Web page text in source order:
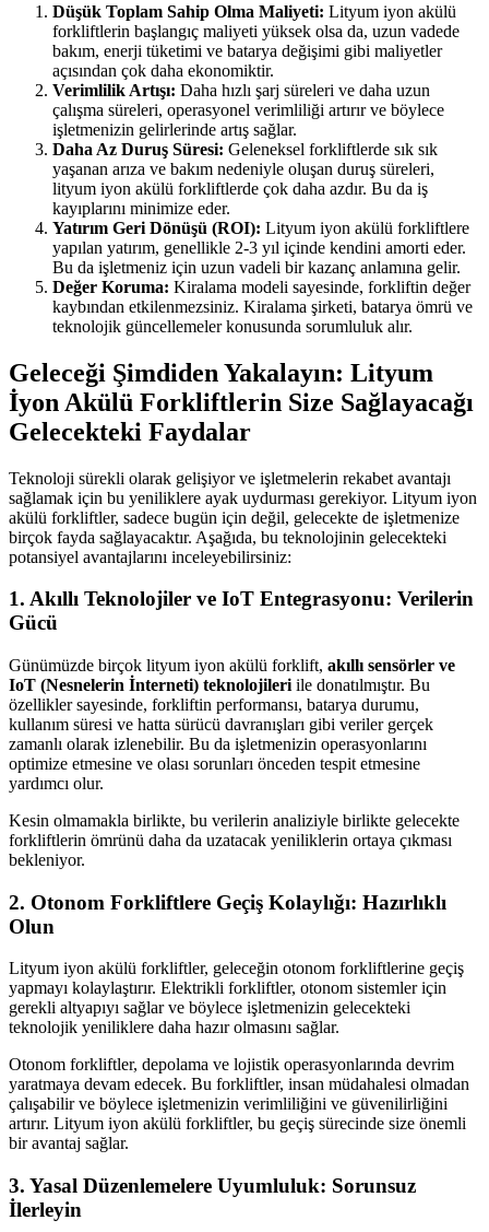
Düşük Toplam Sahip Olma Maliyeti: Lityum iyon akülü
forkliftlerin başlangıç maliyeti yüksek olsa da, uzun vadede
bakım, enerji tüketimi ve batarya değişimi gibi maliyetler
açısından çok daha ekonomiktir.
Verimlilik Artışı: Daha hızlı şarj süreleri ve daha uzun
çalışma süreleri, operasyonel verimliliği artırır ve böylece
işletmenizin gelirlerinde artış sağlar.
Daha Az Duruş Süresi: Geleneksel forkliftlerde sık sık
yaşanan arıza ve bakım nedeniyle oluşan duruş süreleri,
lityum iyon akülü forkliftlerde çok daha azdır. Bu da iş
kayıplarını minimize eder.
Yatırım Geri Dönüşü (ROI): Lityum iyon akülü forkliftlere
yapılan yatırım, genellikle 2-3 yıl içinde kendini amorti eder.
Bu da işletmeniz için uzun vadeli bir kazanç anlamına gelir.
Değer Koruma: Kiralama modeli sayesinde, forkliftin değer
kaybından etkilenmezsiniz. Kiralama şirketi, batarya ömrü ve
teknolojik güncellemeler konusunda sorumluluk alır.
Geleceği Şimdiden Yakalayın: Lityum
İyon Akülü Forkliftlerin Size Sağlayacağı
Gelecekteki Faydalar
Teknoloji sürekli olarak gelişiyor ve işletmelerin rekabet avantajı
sağlamak için bu yeniliklere ayak uydurması gerekiyor. Lityum iyon
akülü forkliftler, sadece bugün için değil, gelecekte de işletmenize
birçok fayda sağlayacaktır. Aşağıda, bu teknolojinin gelecekteki
potansiyel avantajlarını inceleyebilirsiniz:
1. Akıllı Teknolojiler ve IoT Entegrasyonu: Verilerin
Gücü
Günümüzde birçok lityum iyon akülü forklift, akıllı sensörler ve
IoT (Nesnelerin İnterneti) teknolojileri ile donatılmıştır. Bu
özellikler sayesinde, forkliftin performansı, batarya durumu,
kullanım süresi ve hatta sürücü davranışları gibi veriler gerçek
zamanlı olarak izlenebilir. Bu da işletmenizin operasyonlarını
optimize etmesine ve olası sorunları önceden tespit etmesine
yardımcı olur.
Kesin olmamakla birlikte, bu verilerin analiziyle birlikte gelecekte
forkliftlerin ömrünü daha da uzatacak yeniliklerin ortaya çıkması
bekleniyor.
2. Otonom Forkliftlere Geçiş Kolaylığı: Hazırlıklı
Olun
Lityum iyon akülü forkliftler, geleceğin otonom forkliftlerine geçiş
yapmayı kolaylaştırır. Elektrikli forkliftler, otonom sistemler için
gerekli altyapıyı sağlar ve böylece işletmenizin gelecekteki
teknolojik yeniliklere daha hazır olmasını sağlar.
Otonom forkliftler, depolama ve lojistik operasyonlarında devrim
yaratmaya devam edecek. Bu forkliftler, insan müdahalesi olmadan
çalışabilir ve böylece işletmenizin verimliliğini ve güvenilirliğini
artırır. Lityum iyon akülü forkliftler, bu geçiş sürecinde size önemli
bir avantaj sağlar.
3. Yasal Düzenlemelere Uyumluluk: Sorunsuz
İlerleyin